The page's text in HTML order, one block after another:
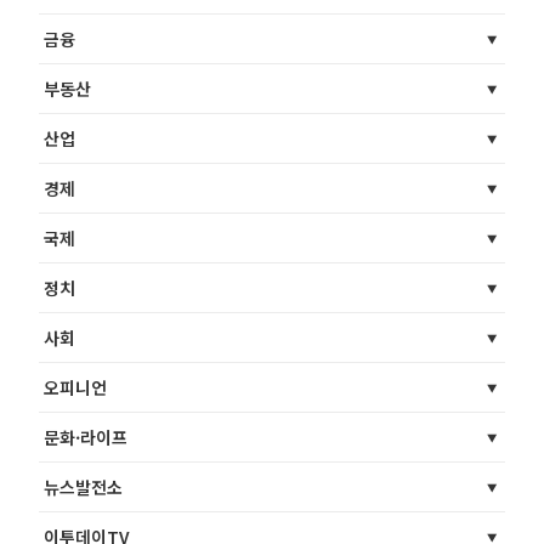
금융
부동산
산업
경제
국제
정치
사회
오피니언
문화·라이프
뉴스발전소
이투데이TV